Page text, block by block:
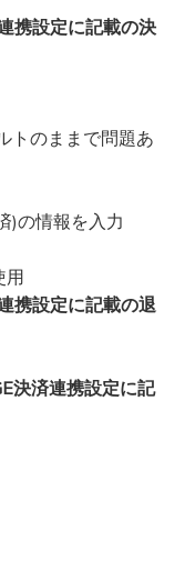
携設定に記載の決
トのままで問題あ
)の情報を入力
用
携設定に記載の退
決済連携設定に記